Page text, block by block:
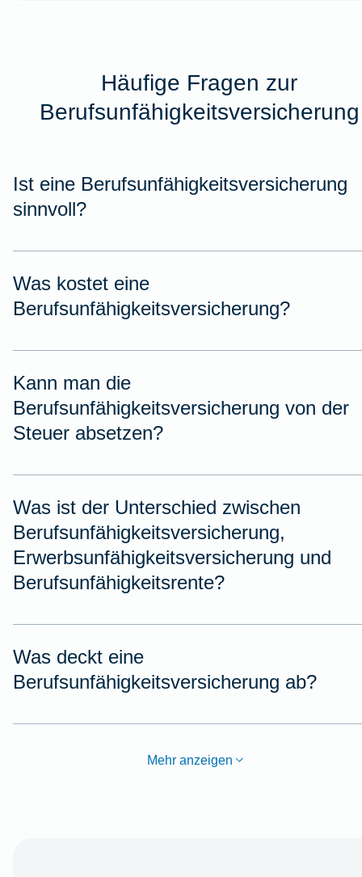
Häufige Fragen zur
Berufsunfähigkeitsversicherung
Ist eine Berufsunfähigkeitsversicherung
sinnvoll?
Was kostet eine
Berufsunfähigkeitsversicherung?
Kann man die
Berufsunfähigkeitsversicherung von der
Steuer absetzen?
Was ist der Unterschied zwischen
Berufsunfähigkeitsversicherung,
Erwerbsunfähigkeitsversicherung und
Berufsunfähigkeitsrente?
Was deckt eine
Berufsunfähigkeitsversicherung ab?
Mehr anzeigen